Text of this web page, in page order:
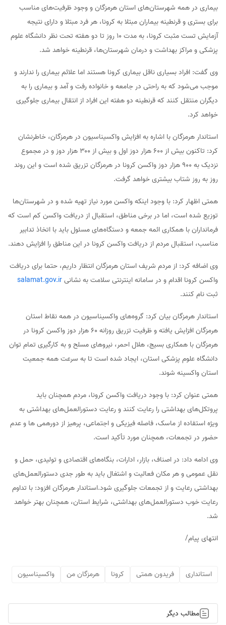
بیماری در همه شهرستان‌های استان هرمزگان و وجود ظرفیت‌های مناسب
برای بستری و قرنطینه بیماران مبتلا به کرونا، هر فرد مبتلا و دارای نتیجه
آزمایش تست مثبت کرونا، به مدت ۱۰ روز تا دو هفته تحت نظر دانشگاه علوم
پزشکی و مراکز بهداشت و درمان شهرستان‌ها، قرنطینه خواهد شد.
وی گفت: افراد بسیاری ناقل بیماری کرونا هستند اما علائم بیماری را ندارند و
موجب می‌شود که به راحتی در جامعه و خانواده رفت و آمد و بیماری را به
دیگران منتقل کنند که قرنطینه دو هفته این افراد از انتقال بیماری جلوگیری
خواهد کرد.
استاندار هرمزگان با اشاره به افزایش واکسیناسیون در هرمزگان، خاطرنشان
کرد: تاکنون بیش از ۶۰۰ هزار دوز اول و بیش از ۳۰۰ هزار دوز و در مجموع
نزدیک به ۹۰۰ هزار دوز واکسن کرونا در هرمزگان تزریق شده است و این روند
روز به روز شتاب بیشتری خواهد گرفت.
همتی اظهار کرد: با وجود اینکه واکسن مورد نیاز تهیه شده و در شهرستان‌ها
توزیع شده است، اما در برخی مناطق، استقبال از دریافت واکسن کم است که
فرمانداران با همکاری ائمه جمعه و دستگاه‌های مسئول باید با اتخاذ تدابیر
مناسب، استقبال مردم از دریافت واکسن کرونا در این مناطق را افزایش دهند.
وی اضافه کرد: از مردم شریف استان هرمزگان انتظار داریم، حتما برای دریافت
واکسن کرونا اقدام و در سامانه اینترنتی سلامت به نشانیsalamat.gov.ir
ثبت نام کنند.
استاندار هرمزگان بیان کرد: گروه‌های واکسیناسیون در همه نقاط استان
هرمزگان افزایش یافته و ظرفیت تزریق روزانه ۶۰ هزار دوز واکسن کرونا در
هرمزگان با همکاری بسیج، هلال احمر، نیروهای مسلح و به کارگیری تمام توان
دانشگاه علوم پزشکی استان، ایجاد شده است تا به سرعت همه جمعیت
استان واکسینه شوند.
همتی عنوان کرد: با وجود دریافت واکسن کرونا، مردم همچنان باید
پروتکل‌های بهداشتی را رعایت کنند و رعایت دستورالعمل‌های بهداشتی به
ویژه استفاده از ماسک، فاصله فیزیکی و اجتماعی، پرهیز از دورهمی ها و عدم
حضور در تجمعات، همچنان مورد تأکید است.
وی ادامه داد: در اصناف، بازار، ادارات، بنگاه‌های اقتصادی و تولیدی، حمل و
نقل عمومی و هر مکان فعالیت و اشتغال باید به طور جدی دستورالعمل‌های
بهداشتی رعایت و از تجمعات جلوگیری شود.استاندار هرمزگان افزود: با تداوم
رعایت خوب دستورالعمل‌های بهداشتی، شرایط استان، همچنان بهتر خواهد
شد.
انتهای پیام/
استانداری فریدون همتی کرونا هرمزگان من واکسیناسیون
مطالب دیگر